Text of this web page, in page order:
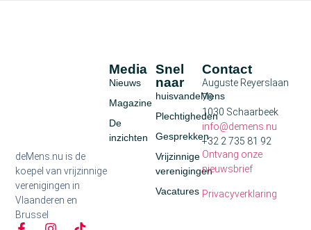
deMens.nu is de
koepel van vrijzinnige
verenigingen in
Vlaanderen en
Brussel
Snel
naar
huisvandeMens
Plechtigheden
Gesprekken
Vrijzinnige
verenigingen
Vacatures
Media
Nieuws
Magazine
De
inzichten
Contact
Auguste Reyerslaan
70
1030 Schaarbeek
info@demens.nu
+32 2 735 81 92
Ontvang onze
nieuwsbrief
Privacyverklaring